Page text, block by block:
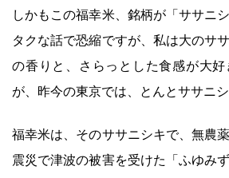
しかもこの福幸米、銘柄が「ササニ
タクな話で恐縮ですが、私は大のサ
の香りと、さらっとした食感が大
が、昨今の東京では、とんとササニ
福幸米は、そのササニシキで、無農
震災で津波の被害を受けた「ふゆみ